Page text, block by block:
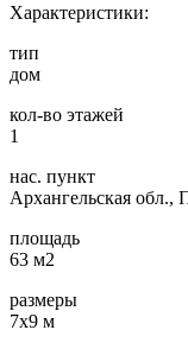
Характеристики:
тип
дом
кол-во этажей
1
нас. пункт
Архангельская
площадь
63 м2
размеры
7х9 м